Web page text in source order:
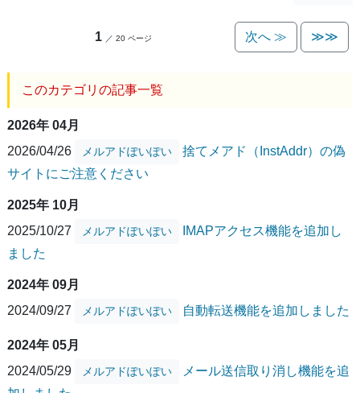
1 ／ 20 ページ 次へ ≫ ≫≫
このカテゴリの記事一覧
2026年 04月
2026/04/26
メルアドぽいぽい
捨てメアド（InstAddr）の偽
サイトにご注意ください
2025年 10月
2025/10/27
メルアドぽいぽい
IMAPアクセス機能を追加し
ました
2024年 09月
2024/09/27
メルアドぽいぽい 自動転送機能を追加しました
2024年 05月
2024/05/29
メルアドぽいぽい
メール送信取り消し機能を追